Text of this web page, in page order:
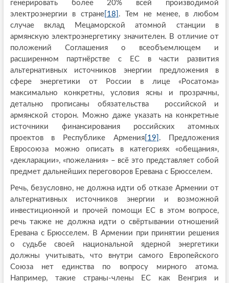
генерировать более 20% всей производимой
электроэнергии в стране[18] . Тем не менее, в любом
случае вклад Мецаморской атомной станции в
армянскую электроэнергетику значителен. В отличие от
положений Соглашения о всеобъемлющем и
расширенном партнёрстве с ЕС в части развития
альтернативных источников энергии предложения в
сфере энергетики от России в лице «Росатома»
максимально конкретны, условия ясны и прозрачны,
детально прописаны обязательства российской и
армянской сторон. Можно даже указать на конкретные
источники финансирования российских атомных
проектов в Республике Армения[19] . Предложения
Евросоюза можно описать в категориях «обещания»,
«декларации», «пожелания» – всё это представляет собой
предмет дальнейших переговоров Еревана с Брюсселем.
Речь, безусловно, не должна идти об отказе Армении от
альтернативных источников энергии и возможной
инвестиционной и прочей помощи ЕС в этом вопросе,
речь также не должна идти о свёртывании отношений
Еревана с Брюсселем. В Армении при принятии решения
о судьбе своей национальной ядерной энергетики
должны учитывать, что внутри самого Европейского
Союза нет единства по вопросу мирного атома.
Например, такие страны-члены ЕС как Венгрия и